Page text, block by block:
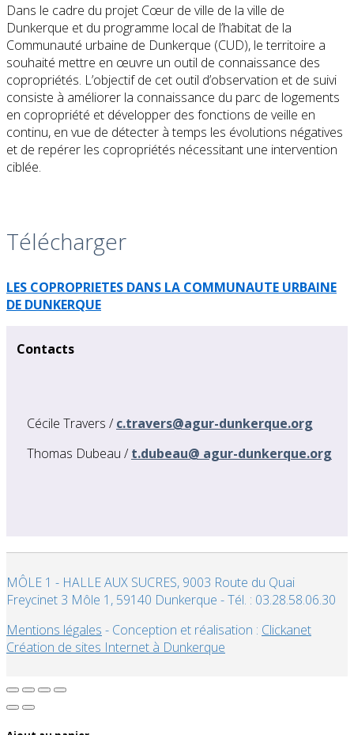
Dans le cadre du projet Cœur de ville de la ville de
Dunkerque et du programme local de l’habitat de la
Communauté urbaine de Dunkerque (CUD), le territoire a
souhaité mettre en œuvre un outil de connaissance des
copropriétés. L’objectif de cet outil d’observation et de suivi
consiste à améliorer la connaissance du parc de logements
en copropriété et développer des fonctions de veille en
continu, en vue de détecter à temps les évolutions négatives
et de repérer les copropriétés nécessitant une intervention
ciblée.
Télécharger
LES COPROPRIETES DANS LA COMMUNAUTE URBAINE
DE DUNKERQUE
Contacts
Cécile Travers /c.travers@agur-dunkerque.org
Thomas Dubeau /t.dubeau@ agur-dunkerque.org
MÔLE 1 - HALLE AUX SUCRES, 9003 Route du Quai
Freycinet 3 Môle 1, 59140 Dunkerque - Tél. : 03.28.58.06.30
Mentions légales - Conception et réalisation : Clickanet
Création de sites Internet à Dunkerque